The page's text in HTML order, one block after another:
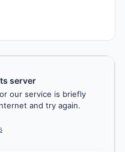
server
our service is briefly
and try again.